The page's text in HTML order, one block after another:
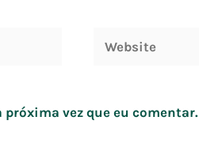
Website
vez que eu comentar.